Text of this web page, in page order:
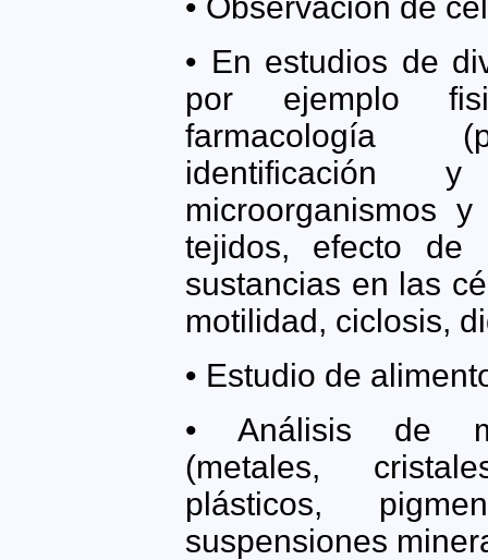
• En estudios de
por ejemplo
farmacología
identificación
microorganismos
tejidos, efecto de
sustancias en las
motilidad, ciclosis,
• Estudio de
• Análisis de
(metales,
plásticos,
suspensiones